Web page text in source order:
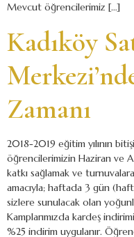
Mevcut öğrencilerimiz […]
Kadıköy
Zamanı
2018-2019 eğitim yılının
öğrencilerimizin Haziran ve
katkı sağlamak ve
amacıyla; haftada 3 gün
sizlere sunulacak olan
Kamplarımızda kardeş
%25 indirim uygulanır.